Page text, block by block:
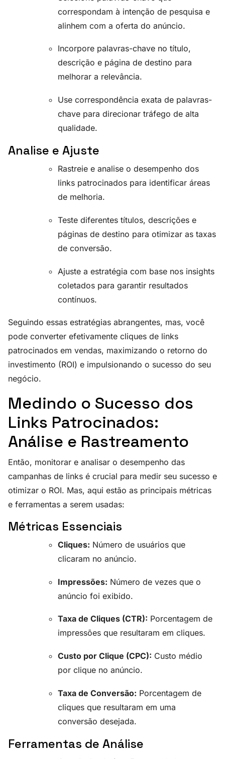
correspondam à intenção de pesquisa e
alinhem com a oferta do anúncio.
Incorpore palavras-chave no título,
descrição e página de destino para
melhorar a relevância.
Use correspondência exata de palavras-
chave para direcionar tráfego de alta
qualidade.
Analise e Ajuste
Rastreie e analise o desempenho dos
links patrocinados para identificar áreas
de melhoria.
Teste diferentes títulos, descrições e
páginas de destino para otimizar as taxas
de conversão.
Ajuste a estratégia com base nos insights
coletados para garantir resultados
contínuos.
Seguindo essas estratégias abrangentes, mas, você
pode converter efetivamente cliques de links
patrocinados em vendas, maximizando o retorno do
investimento (ROI) e impulsionando o sucesso do seu
negócio.
Medindo o Sucesso dos
Links Patrocinados:
Análise e Rastreamento
Então, monitorar e analisar o desempenho das
campanhas de links é crucial para medir seu sucesso e
otimizar o ROI. Mas, aqui estão as principais métricas
e ferramentas a serem usadas:
Métricas Essenciais
Cliques: Número de usuários que
clicaram no anúncio.
Impressões: Número de vezes que o
anúncio foi exibido.
Taxa de Cliques (CTR): Porcentagem de
impressões que resultaram em cliques.
Custo por Clique (CPC): Custo médio
por clique no anúncio.
Taxa de Conversão: Porcentagem de
cliques que resultaram em uma
conversão desejada.
Ferramentas de Análise